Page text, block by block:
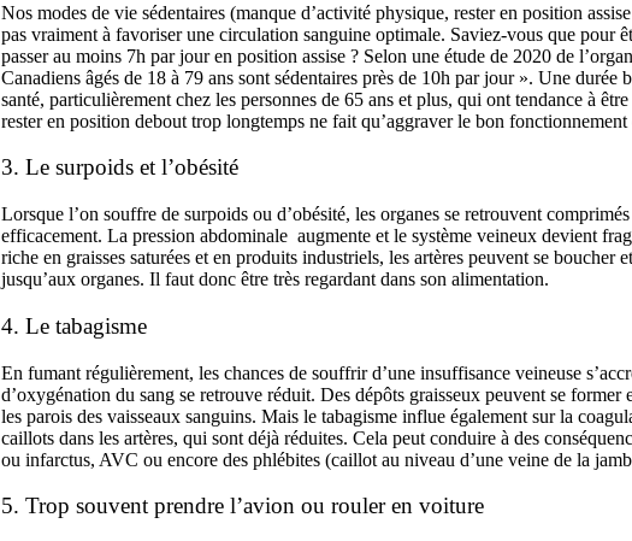
Nos modes de vie sédentaires (manque d’activité physique, rester en position
pas vraiment à favoriser une circulation sanguine optimale. Saviez-vous que pour
passer au moins 7h par jour en position assise ? Selon une étude de 2020 de
Canadiens âgés de 18 à 79 ans sont sédentaires près de 10h par jour ». Une durée
santé, particulièrement chez les personnes de 65 ans et plus, qui ont tendance à
rester en position debout trop longtemps ne fait qu’aggraver le bon
3. Le surpoids et l’obésité
Lorsque l’on souffre de surpoids ou d’obésité, les organes se retrouvent
efficacement. La pression abdominale augmente et le système veineux devient
riche en graisses saturées et en produits industriels, les artères peuvent se
jusqu’aux organes. Il faut donc être très regardant dans son alimentation.
4. Le tabagisme
En fumant régulièrement, les chances de souffrir d’une insuffisance veineuse
d’oxygénation du sang se retrouve réduit. Des dépôts graisseux peuvent se former
les parois des vaisseaux sanguins. Mais le tabagisme influe également sur la
caillots dans les artères, qui sont déjà réduites. Cela peut conduire à des
ou infarctus, AVC ou encore des phlébites (caillot au niveau d’une veine de la
5. Trop souvent prendre l’avion ou rouler en voiture